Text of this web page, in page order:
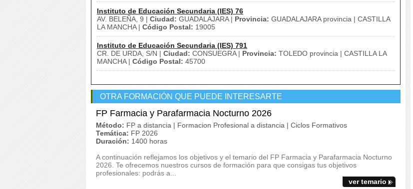
Instituto de Educación Secundaria (IES) 76
AV. BELEÑA, 9 | Ciudad: GUADALAJARA | Provincia: GUADALAJARA provincia | CASTILLA
LA MANCHA | Código Postal: 19005
Instituto de Educación Secundaria (IES) 791
CR. DE URDA, S/N | Ciudad: CONSUEGRA | Provincia: TOLEDO provincia | CASTILLA LA
MANCHA | Código Postal: 45700
OTRA FORMACIÓN QUE PUEDE INTERESARTE
FP Farmacia y Parafarmacia Nocturno 2026
Método: FP a distancia | Formacion Profesional a distancia | Ciclos Formativos
Temática: FP 2026
Duración: 1400 horas
A continuación reflejamos los objetivos y el temario del FP Farmacia y Parafarmacia Nocturno
2026. Te ofrecemos nuestros cursos de formación para que consigas tus objetivos
profesionales: podrás a...
ver temario